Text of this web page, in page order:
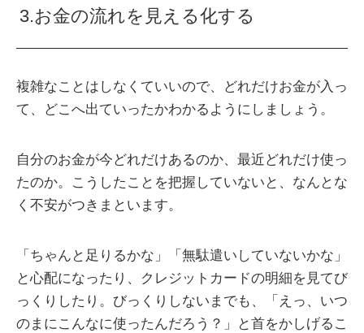
3.お金の流れを見える化する
複雑なことはしなくていいので、どれだけお金が入っ
て、どこへ出ていったかわかるようにしましょう。
自分のお金が今どれだけあるのか、最近どれだけ使っ
たのか。こうしたことを把握していないと、なんとな
く不安がつきまといます。
「ちゃんと足りるかな」「無駄遣いしていないかな」
と心配になったり、クレジットカードの明細を見てび
っくりしたり。びっくりしないまでも、「えっ、いつ
のまにこんなに使ったんだろう？」と首をかしげるこ